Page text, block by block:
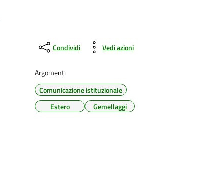
Condividi Vedi azioni
Argomenti
Comunicazione istituzionale
Estero
Gemellaggi